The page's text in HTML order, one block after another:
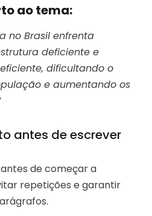
ao tema:
no Brasil enfrenta
deficiente e
dificultando o
e aumentando os
antes de escrever
de começar a
repetições e garantir